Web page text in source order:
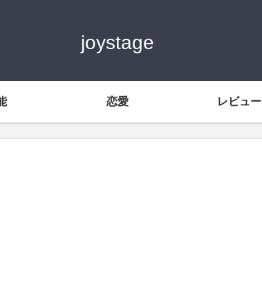
joystage
恋愛 レビュー